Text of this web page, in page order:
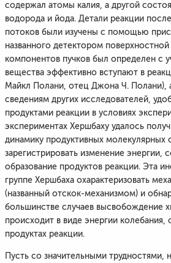
содержал атомы калия, а другой
водорода и йода. Детали реакции
потоков были изучены с помощью
названного детектором
компонентов пучков был определен с
вещества эффективно вступают в
Майкл Полани, отец Джона Ч. Полани),
сведениям других исследователей,
продуктами реакции в условиях
экспериментах Хершбаху удалось
динамику продуктивных молекулярных
зарегистрировать изменение
образование продуктов реакции. Эта
группе Хершбаха охарактеризовать
(названный отскок-механизмом) и
большинстве случаев высвобождение
происходит в виде энергии колебания,
продуктах реакции.
Пусть со значительными трудностями,